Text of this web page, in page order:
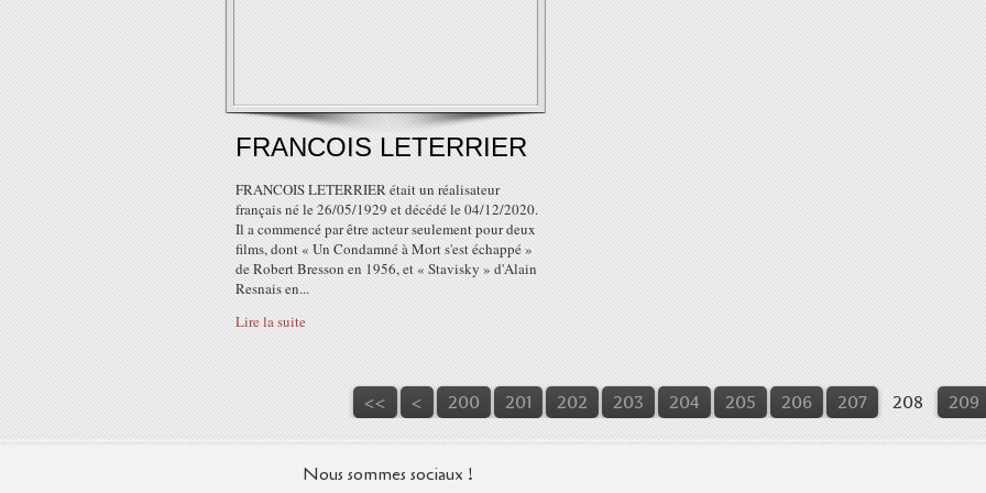
FRANCOIS LETERRIER
FRANCOIS LETERRIER était un réalisateur
français né le 26/05/1929 et décédé le 04/12/2020.
Il a commencé par être acteur seulement pour deux
films, dont « Un Condamné à Mort s'est échappé »
de Robert Bresson en 1956, et « Stavisky » d'Alain
Resnais en...
Lire la suite
<< < 200 201 202 203 204 205 206 207 208 209
Nous sommes sociaux !